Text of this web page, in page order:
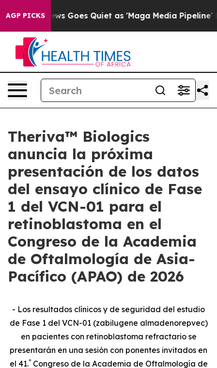
AGP PICKSGoes Quiet as 'Maga Media Pipeline' Backfires
Theriva™ Biologics
anuncia la próxima
presentación de los datos
del ensayo clínico de Fase
1 del VCN-01 para el
retinoblastoma en el
Congreso de la Academia
de Oftalmología de Asia-
Pacífico (APAO) de 2026
- Los resultados clínicos y de seguridad del estudio
de Fase 1 del VCN-01 (zabilugene almadenorepvec)
en pacientes con retinoblastoma refractario se
presentarán en una sesión con ponentes invitados en
el 41.ºCongreso de la Academia de Oftalmología de